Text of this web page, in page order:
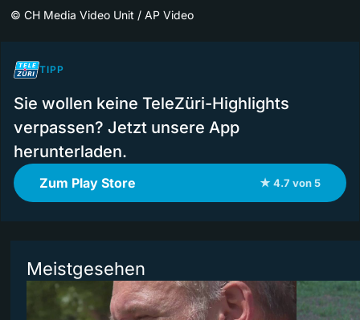
© CH Media Video Unit / AP Video
TIPP
Sie wollen keine TeleZüri-Highlights
verpassen? Jetzt unsere App
herunterladen.
Zum Play Store ★ 4.7 von 5
Meistgesehen